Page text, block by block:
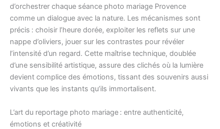
d’orchestrer chaque séance photo mariage Provence
comme un dialogue avec la nature. Les mécanismes sont
précis : choisir l’heure dorée, exploiter les reflets sur une
nappe d’oliviers, jouer sur les contrastes pour révéler
l’intensité d’un regard. Cette maîtrise technique, doublée
d’une sensibilité artistique, assure des clichés où la lumière
devient complice des émotions, tissant des souvenirs aussi
vivants que les instants qu’ils immortalisent.
L’art du reportage photo mariage : entre authenticité,
émotions et créativité